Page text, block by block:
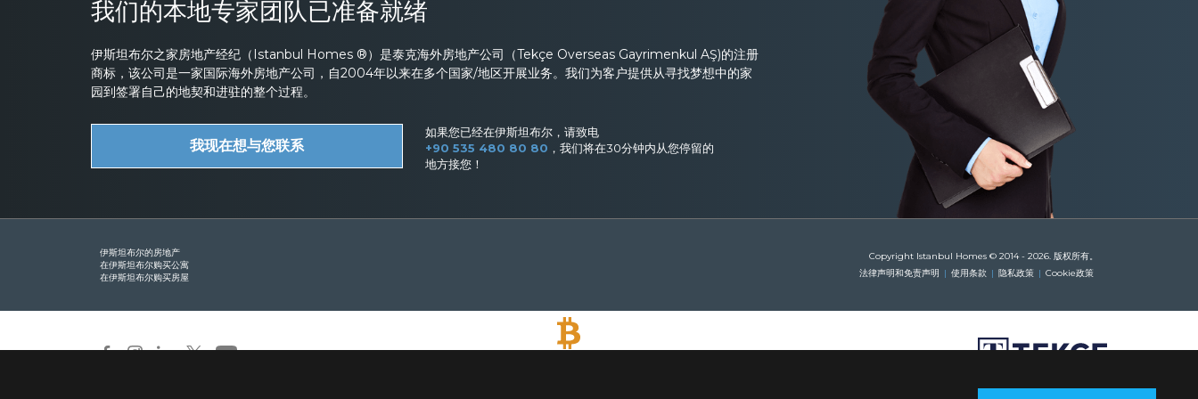
我们的本地专家团队已准备就绪
伊斯坦布尔之家房地产经纪（Istanbul Homes ®）是泰克海外房地产公司（Tekçe Overseas Gayrimenkul AŞ)的注册
商标，该公司是一家国际海外房地产公司，自2004年以来在多个国家/地区开展业务。我们为客户提供从寻找梦想中的家
园到签署自己的地契和进驻的整个过程。
我现在想与您联系
如果您已经在伊斯坦布尔，请致电
+90 535 480 80 80 ，我们将在30分钟内从您停留的
地方接您！
伊斯坦布尔的房地产
在伊斯坦布尔购买公寓
在伊斯坦布尔购买房屋
Copyright Istanbul Homes © 2014 - 2026. 版权所有。
法律声明和免责声明
使用条款 隐私政策 Cookie政策